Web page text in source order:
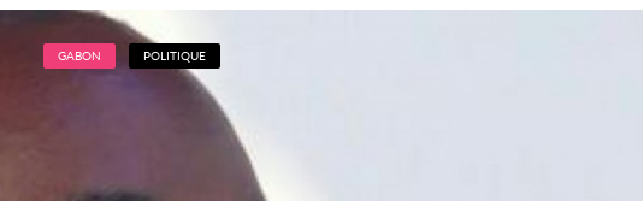
GABON POLITIQUE